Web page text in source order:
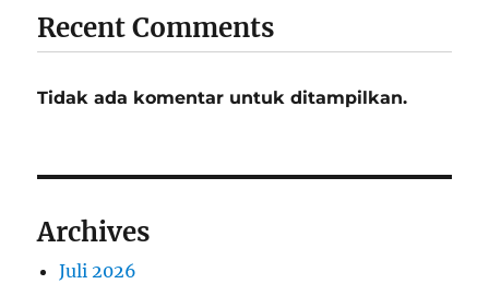
Recent Comments
Tidak ada komentar untuk ditampilkan.
Archives
Juli 2026